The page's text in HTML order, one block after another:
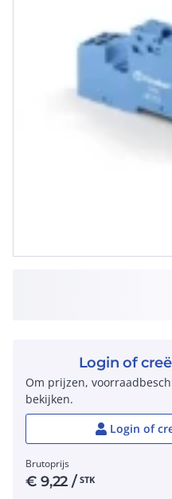
Login of
Om prijzen,
bekijken.
Login of
Brutoprijs
€9,22 / STK